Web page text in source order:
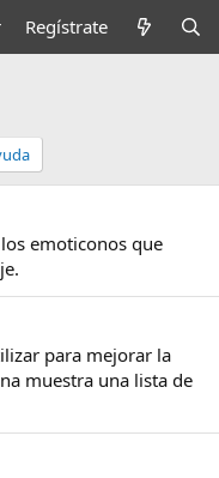
Regístrate
emoticonos que
para mejorar la
muestra una lista de